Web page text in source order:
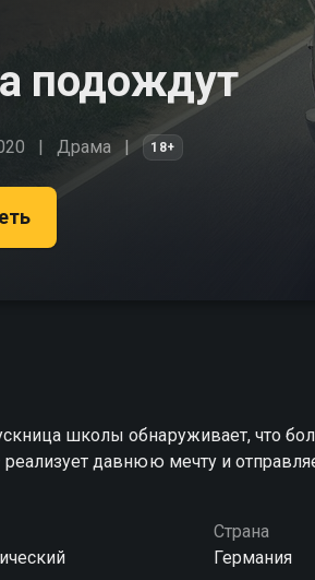
подождут
Драма 18+
школы обнаруживает, что
реализует давнюю мечту и
Страна
Германия